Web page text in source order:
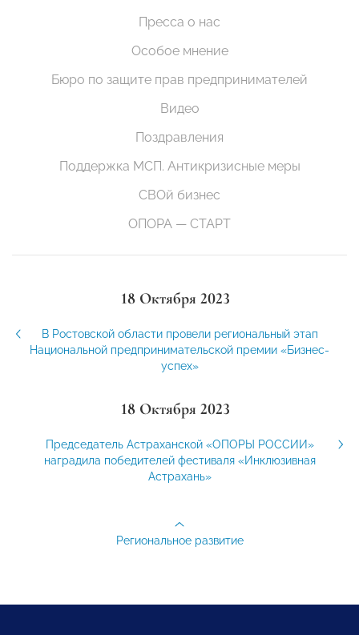
Пресса о нас
Особое мнение
Бюро по защите прав предпринимателей
Видео
Поздравления
Поддержка МСП. Антикризисные меры
СВОй бизнес
ОПОРА — СТАРТ
18 Октября 2023
В Ростовской области провели региональный этап
Национальной предпринимательской премии «Бизнес-
успех»
18 Октября 2023
Председатель Астраханской «ОПОРЫ РОССИИ»
наградила победителей фестиваля «Инклюзивная
Астрахань»
Региональное развитие